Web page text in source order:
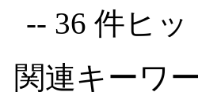
-- 36 件ヒッ
関連キーワ